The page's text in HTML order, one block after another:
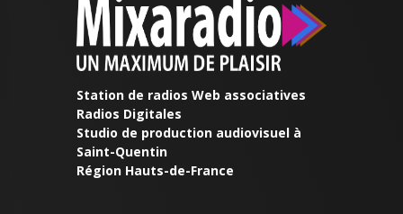
Station de radios Web associatives
Radios Digitales
Studio de production audiovisuel à
Saint-Quentin
Région Hauts-de-France